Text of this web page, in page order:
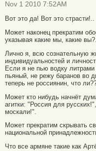
Nov 1 2010 7:52AM
Вот это да! Вот это страсти!..
Может наконец прекратим
указывая какие мы, какие
Лично я, всю сознательную
индивидуальностей и
Если я не пью водку
пьяный, не режу баранов во
теперь не россиянин, что
Может кто нибудь начнёт
агитки: "Россия для
москали!".
Может прекратим скрывать
национальной
Что все армяне такие как